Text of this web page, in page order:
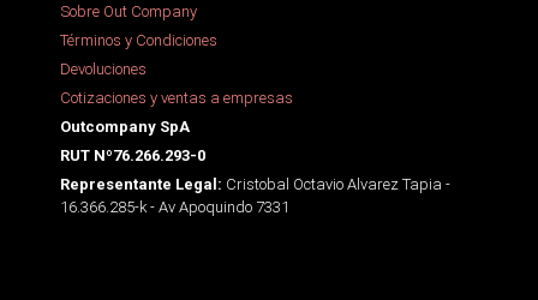
Sobre Out Company
Términos y Condiciones
Devoluciones
Cotizaciones y ventas a empresas
Outcompany SpA
RUT Nº76.266.293-0
Representante Legal: Cristobal Octavio Alvarez Tapia -
16.366.285-k - Av Apoquindo 7331